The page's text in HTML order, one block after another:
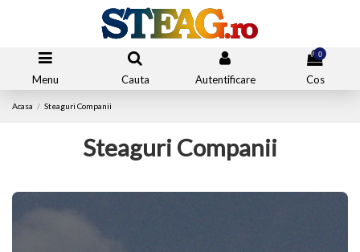
Menu Cauta Autentificare
0
Cos
Acasa Steaguri Companii
Steaguri Companii